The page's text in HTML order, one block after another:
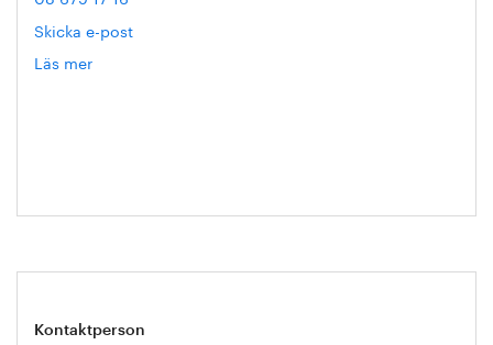
Skicka e-post
Läs mer
Kontaktperson